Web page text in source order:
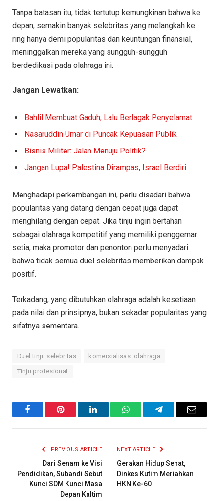
Tanpa batasan itu, tidak tertutup kemungkinan bahwa ke
depan, semakin banyak selebritas yang melangkah ke
ring hanya demi popularitas dan keuntungan finansial,
meninggalkan mereka yang sungguh-sungguh
berdedikasi pada olahraga ini.
Jangan Lewatkan:
Bahlil Membuat Gaduh, Lalu Berlagak Penyelamat
Nasaruddin Umar di Puncak Kepuasan Publik
Bisnis Militer: Jalan Menuju Politik?
Jangan Lupa! Palestina Dirampas, Israel Berdiri
Menghadapi perkembangan ini, perlu disadari bahwa
popularitas yang datang dengan cepat juga dapat
menghilang dengan cepat. Jika tinju ingin bertahan
sebagai olahraga kompetitif yang memiliki penggemar
setia, maka promotor dan penonton perlu menyadari
bahwa tidak semua duel selebritas memberikan dampak
positif.
Terkadang, yang dibutuhkan olahraga adalah kesetiaan
pada nilai dan prinsipnya, bukan sekadar popularitas yang
sifatnya sementara.
Duel tinju selebritas komersialisasi olahraga
Tinju profesional
FacebookPinterest LinkedInWhatsAppTelegramEmail
PREVIOUS ARTICLE
Dari Senam ke Visi
Pendidikan, Subandi Sebut
Kunci SDM Kunci Masa
Depan Kaltim
NEXT ARTICLE
Gerakan Hidup Sehat,
Dinkes Kutim Meriahkan
HKN Ke-60